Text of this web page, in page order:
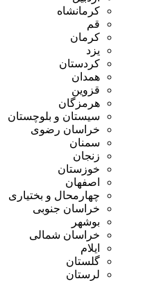
کرمانشاه
قم
کرمان
یزد
کردستان
همدان
قزوین
هرمزگان
سیستان و بلوچستان
خراسان رضوی
سمنان
زنجان
خوزستان
اصفهان
چهارمحال و بختیاری
خراسان جنوبی
بوشهر
خراسان شمالی
ایلام
گلستان
لرستان